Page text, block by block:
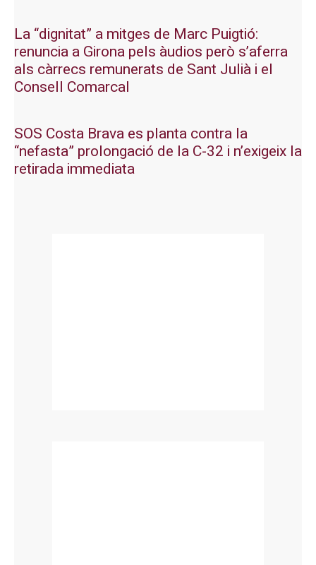
La “dignitat” a mitges de Marc Puigtió:
renuncia a Girona pels àudios però s’aferra
als càrrecs remunerats de Sant Julià i el
Consell Comarcal
SOS Costa Brava es planta contra la
“nefasta” prolongació de la C-32 i n’exigeix la
retirada immediata